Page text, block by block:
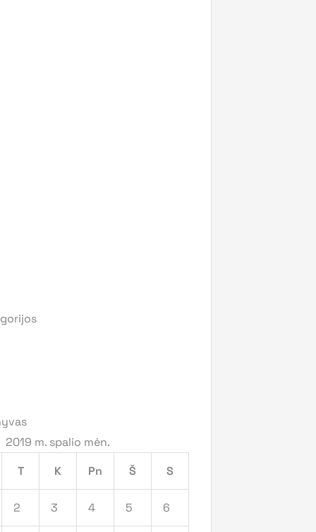
2019 m. spalio mėn.
T
K Pn Š S
2 3 4 5 6